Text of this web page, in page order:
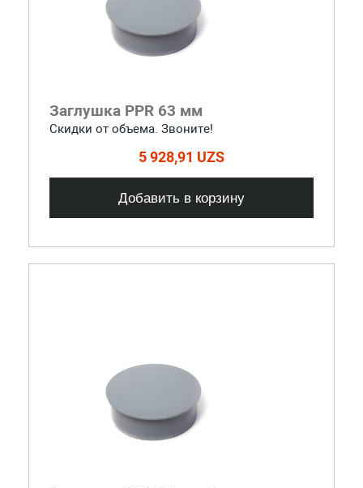
Заглушка PPR 63 мм
Скидки от объема. Звоните!
5 928,91 UZS
Добавить в корзину